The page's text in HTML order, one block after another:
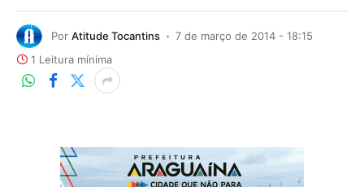
Por Atitude Tocantins
7 de março de 2014 - 18:15
1 Leitura mínima